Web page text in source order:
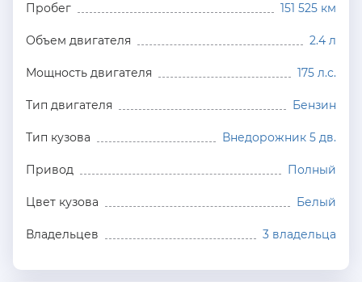
Пробег 151 525 км
Объем двигателя 2.4 л
Мощность двигателя 175 л.с.
Тип двигателя Бензин
Тип кузова Внедорожник 5 дв.
Привод Полный
Цвет кузова Белый
Владельцев 3 владельца